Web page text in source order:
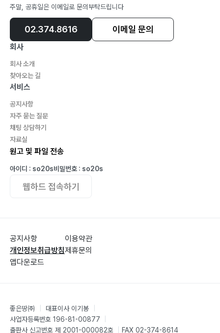
주말, 공휴일은 이메일로 문의부탁드립니다
02.374.8616 이메일 문의
회사
회사 소개
찾아오는 길
서비스
공지사항
자주 묻는 질문
채팅 상담하기
자료실
원고 및 파일 전송
아이디 : so20s비밀번호 : so20s
웹하드 접속하기
공지사항
개인정보취급방침
앱다운로드
이용약관
제휴문의
좋은땅㈜ 대표이사 이기봉
사업자등록번호 196-81-00877
출판사 신고번호 제 2001-000082호
FAX 02-374-8614